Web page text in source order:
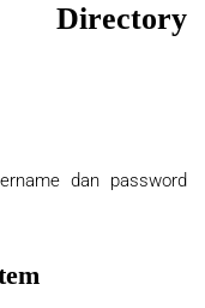
Directory
dan password